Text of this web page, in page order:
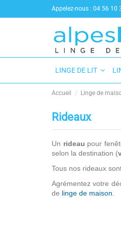
Appelez-nous : 04 56 10
LINGE DE LIT
Accueil Linge de
Rideaux
Un rideau pour
selon la destination (
Tous nos rideaux
Agrémentez votre
de linge de maison.